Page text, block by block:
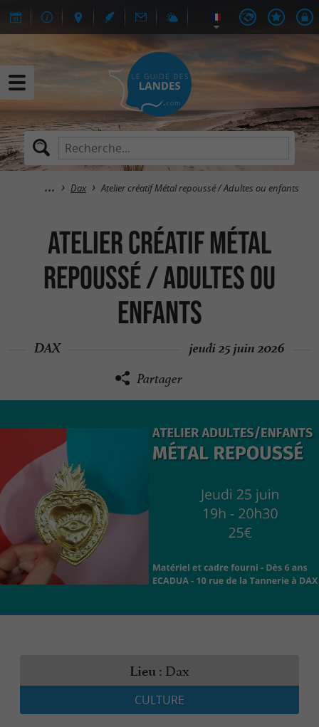
Dax Atelier créatif Métal repoussé / Adultes ou enfants
Atelier créatif Métal
repoussé / Adultes ou
enfants
DAX jeudi 25 juin 2026
Partager
Lieu : Dax
CULTURE